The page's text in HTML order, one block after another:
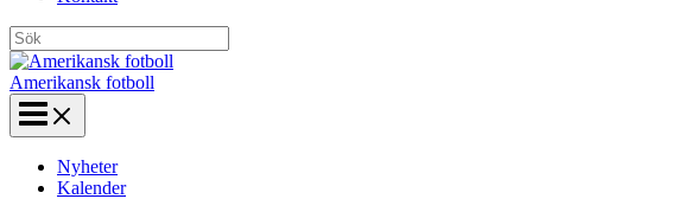
Sök
Amerikansk fotboll
Nyheter
Kalender